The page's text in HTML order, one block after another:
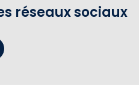
réseaux sociaux